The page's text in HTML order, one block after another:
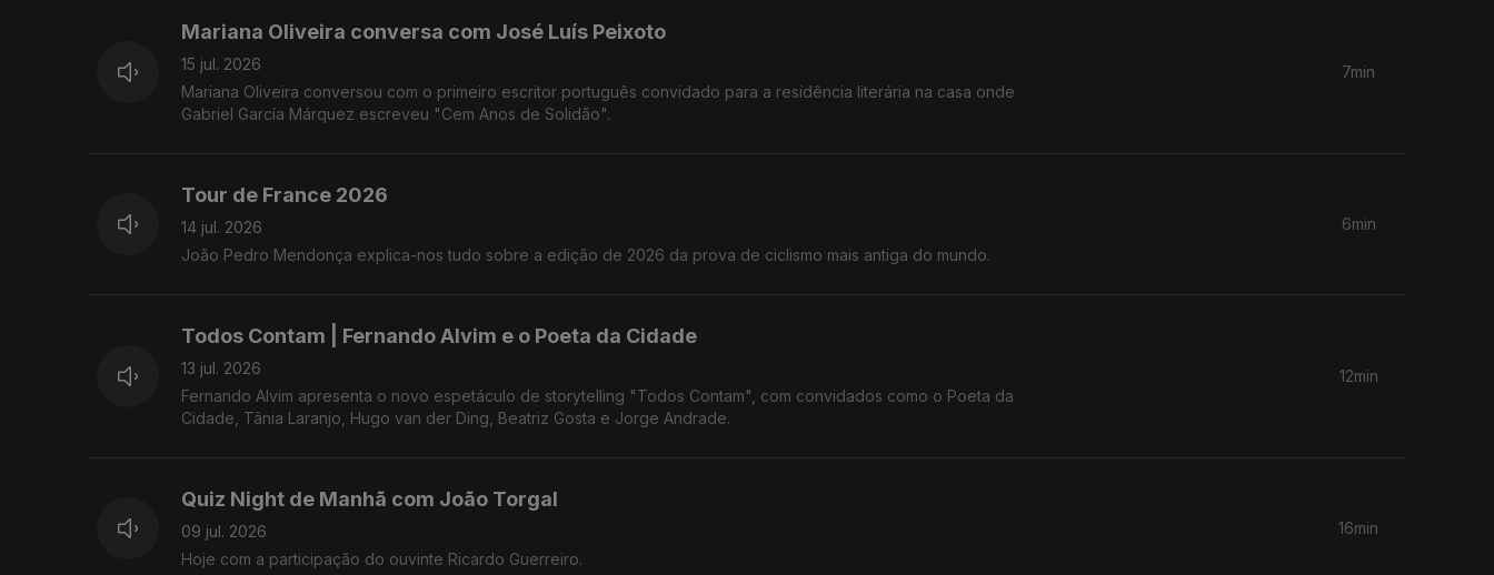
Mariana Oliveira conversa com José Luís Peixoto
15 jul. 2026
Mariana Oliveira conversou com o primeiro escritor português convidado para a residência literária na casa onde
Gabriel García Márquez escreveu "Cem Anos de Solidão".
7min
Tour de France 2026
14 jul. 2026
João Pedro Mendonça explica-nos tudo sobre a edição de 2026 da prova de ciclismo mais antiga do mundo.
6min
Todos Contam | Fernando Alvim e o Poeta da Cidade
13 jul. 2026
Fernando Alvim apresenta o novo espetáculo de storytelling "Todos Contam", com convidados como o Poeta da
Cidade, Tânia Laranjo, Hugo van der Ding, Beatriz Gosta e Jorge Andrade.
12min
Quiz Night de Manhã com João Torgal
09 jul. 2026
Hoje com a participação do ouvinte Ricardo Guerreiro.
16min